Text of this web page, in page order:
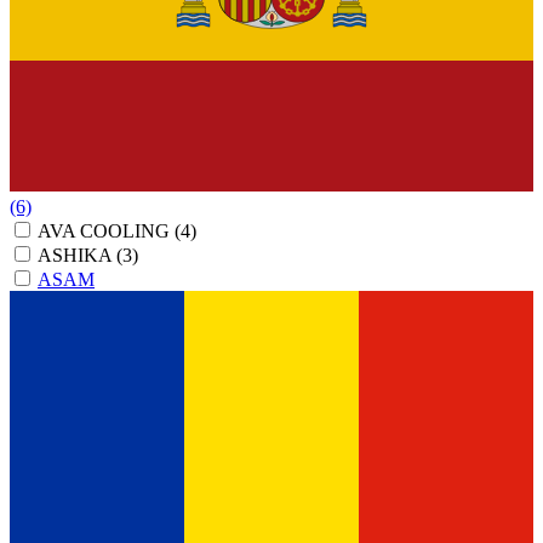
(6)
AVA COOLING (4)
ASHIKA (3)
ASAM